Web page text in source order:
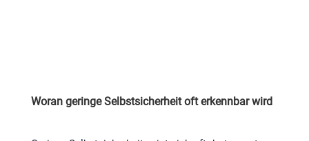
Woran geringe Selbstsicherheit oft erkennbar wird